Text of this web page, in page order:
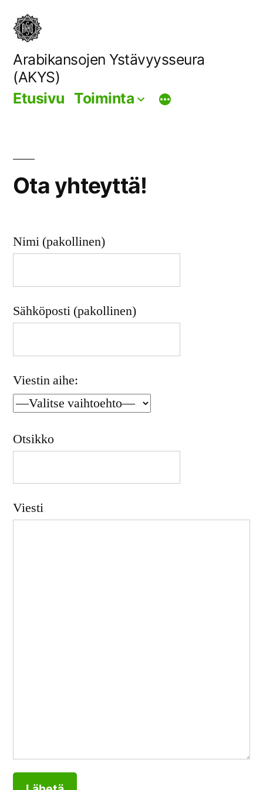
Siirry
sisältöön
Arabikansojen Ystävyysseura
(AKYS)
Etusivu Toiminta
Ota yhteyttä!
Nimi (pakollinen)
Sähköposti (pakollinen)
Viestin aihe:
Otsikko
Viesti